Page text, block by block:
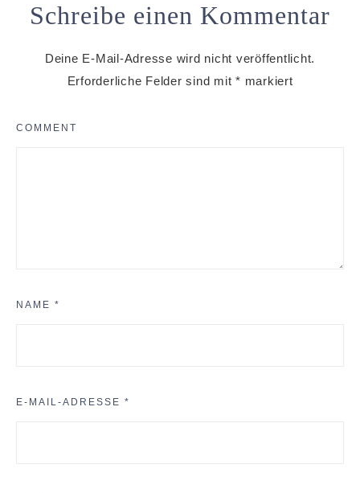
Schreibe einen Kommentar
Deine E-Mail-Adresse wird nicht veröffentlicht.
Erforderliche Felder sind mit * markiert
COMMENT
NAME *
E-MAIL-ADRESSE *